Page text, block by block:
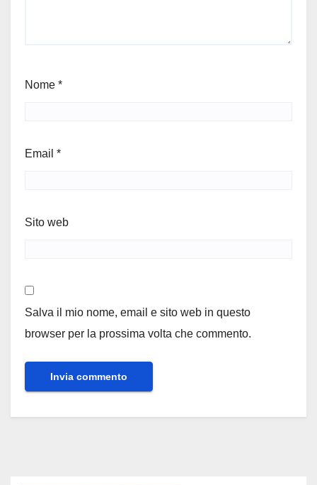
Nome *
Email *
Sito web
Salva il mio nome, email e sito web in questo
browser per la prossima volta che commento.